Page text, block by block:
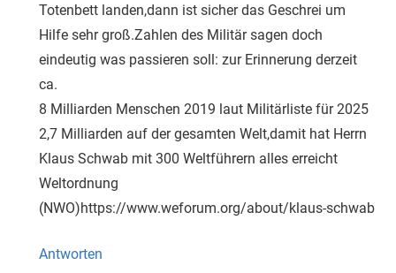
Totenbett landen,dann ist sicher das Geschrei um
Hilfe sehr groß.Zahlen des Militär sagen doch
eindeutig was passieren soll: zur Erinnerung derzeit
ca.
8 Milliarden Menschen 2019 laut Militärliste für 2025
2,7 Milliarden auf der gesamten Welt,damit hat Herrn
Klaus Schwab mit 300 Weltführern alles erreicht
Weltordnung
(NWO)https://www.weforum.org/about/klaus-schwab
Antworten